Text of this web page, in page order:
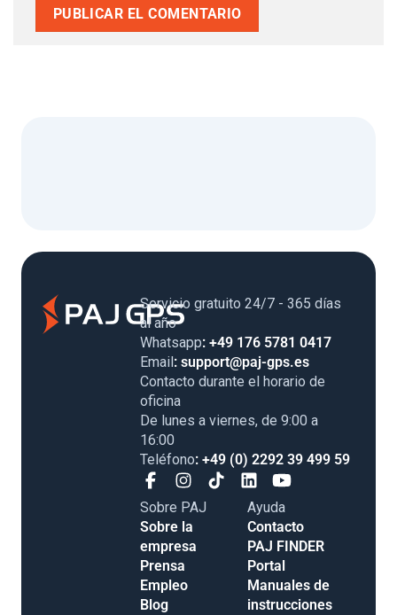
Servicio gratuito 24/7 - 365 días
al año
Whatsapp: +49 176 5781 0417
Email: support@paj-gps.es
Contacto durante el horario de
oficina
De lunes a viernes, de 9:00 a
16:00
Teléfono: +49 (0) 2292 39 499 59
Sobre PAJ
Sobre la
empresa
Prensa
Empleo
Blog
Ayuda
Contacto
PAJ FINDER
Portal
Manuales de
instrucciones